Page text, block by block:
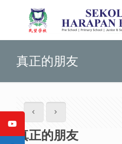
真正的朋友
真正的朋友